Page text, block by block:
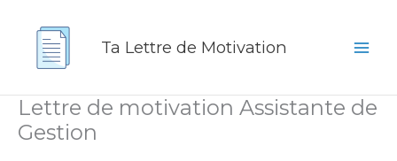
contenu
Ta Lettre de Motivation
Lettre de motivation Assistante de
Gestion